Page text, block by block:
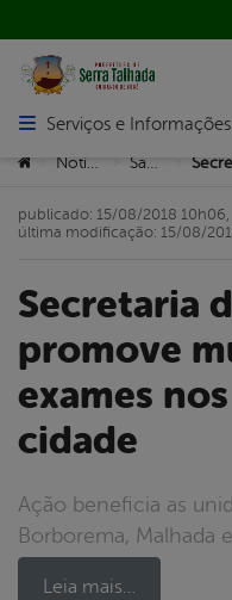
Abrir menu principal de
Serviços e Informações
Você está aqui:
> Notícias > >
Secretaria de Saúde
promove
exames
cidade
Ação beneficia as unidades de saúde do
Borborema, Malhada
Leia mais…
publicado: 15/08/2018 10h06,
última modificação: 15/08/